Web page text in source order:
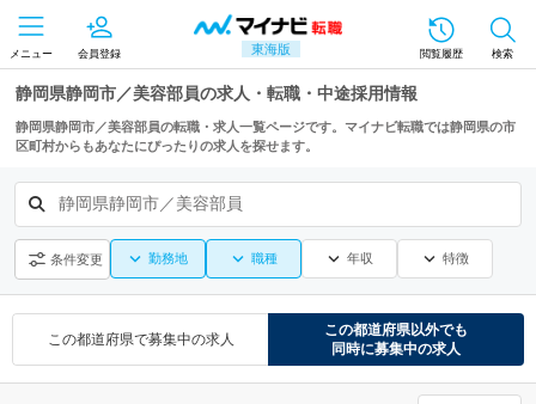
東海版
メニュー 会員登録 閲覧履歴 検索
静岡県静岡市／美容部員の求人・転職・中途採用情報
静岡県静岡市／美容部員の転職・求人一覧ページです。マイナビ転職では静岡県の市
区町村からもあなたにぴったりの求人を探せます。
静岡県静岡市／美容部員
条件変更 勤務地 職種 年収 特徴
この都道府県で募集中の求人
この都道府県以外でも
同時に募集中の求人